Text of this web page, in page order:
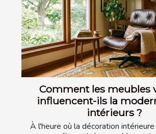
Comment les meubles
influencent-ils la
intérieurs ?
À l'heure où la décoration